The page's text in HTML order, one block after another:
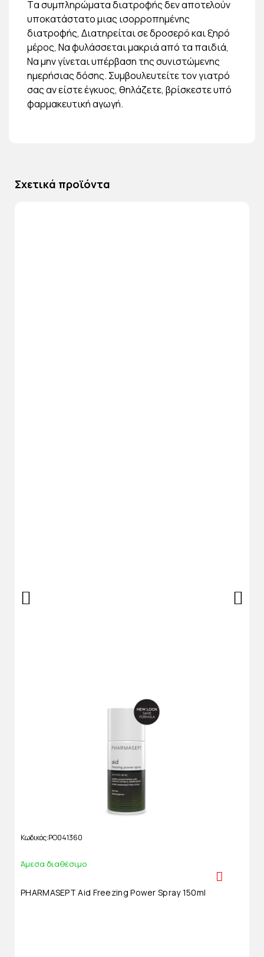
Tα συμπληρώματα διατροφής δεν αποτελούν
υποκατάστατο μιας ισορροπημένης
διατροφής, Διατηρείται σε δροσερό και ξηρό
μέρος, Να φυλάσσεται μακριά από τα παιδιά,
Να μην γίνεται υπέρβαση της συνιστώμενης
ημερήσιας δόσης. Συμβουλευτείτε τον γιατρό
σας αν είστε έγκυος, θηλάζετε, βρίσκεστε υπό
φαρμακευτική αγωγή.
Σχετικά προϊόντα
Κωδικός PO041360
Άμεσα διαθέσιμο
PHARMASEPT Aid Freezing Power Spray 150ml